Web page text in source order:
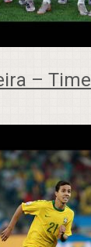
– Time